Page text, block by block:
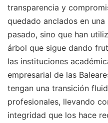
transparencia y
quedado anclados en
pasado, sino que han
árbol que sigue dando
las instituciones
empresarial de las
tengan una transición
profesionales, llevando
integridad que los hace